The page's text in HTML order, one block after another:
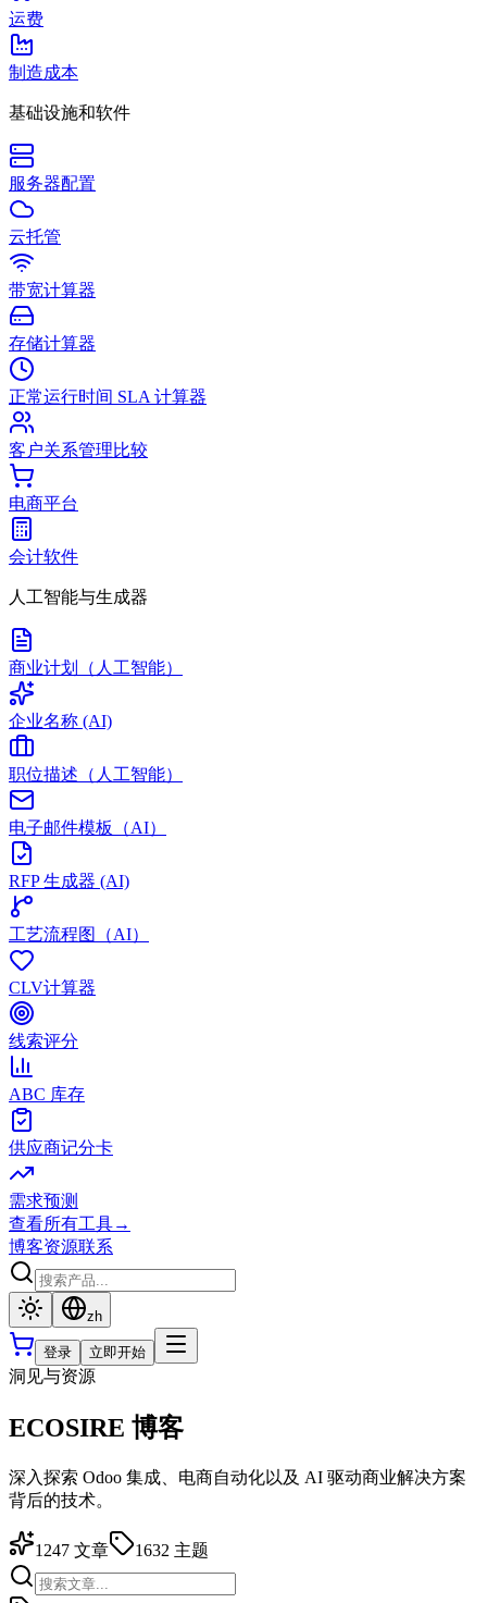
运费
制造成本
基础设施和软件
服务器配置
云托管
带宽计算器
存储计算器
正常运行时间 SLA 计算器
客户关系管理比较
电商平台
会计软件
人工智能与生成器
商业计划（人工智能）
企业名称 (AI)
职位描述（人工智能）
电子邮件模板（AI）
RFP 生成器 (AI)
工艺流程图（AI）
CLV计算器
线索评分
ABC 库存
供应商记分卡
需求预测
查看所有工具→
博客资源联系
zh
登录 立即开始
洞见与资源
ECOSIRE 博客
深入探索 Odoo 集成、电商自动化以及 AI 驱动商业解决方案
背后的技术。
1247 文章 1632 主题